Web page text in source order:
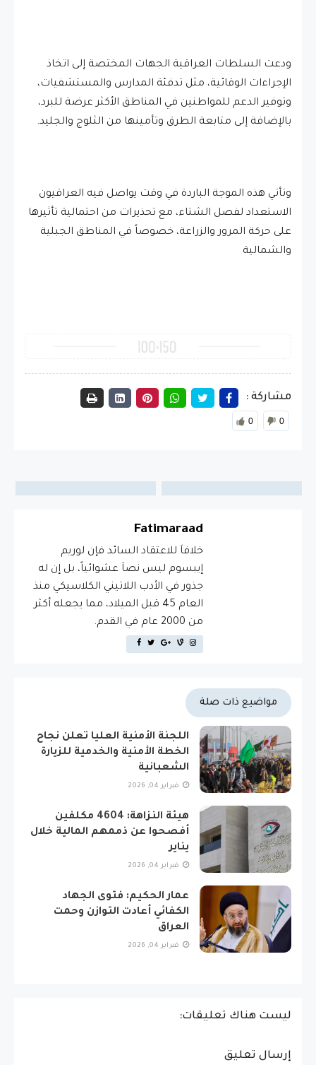
ودعت السلطات العراقية الجهات المختصة إلى اتخاذ
الإجراءات الوقائية، مثل تدفئة المدارس والمستشفيات،
وتوفير الدعم للمواطنين في المناطق الأكثر عرضة للبرد،
بالإضافة إلى متابعة الطرق وتأمينها من الثلوج والجليد.
وتأتي هذه الموجة الباردة في وقت يواصل فيه العراقيون
الاستعداد لفصل الشتاء، مع تحذيرات من احتمالية تأثيرها
على حركة المرور والزراعة، خصوصاً في المناطق الجبلية
والشمالية
مشاركة :
0 0
Fatimaraad
خلافاَ للاعتقاد السائد فإن لوريم
إيبسوم ليس نصاَ عشوائياً، بل إن له
جذور في الأدب اللاتيني الكلاسيكي منذ
العام 45 قبل الميلاد، مما يجعله أكثر
من 2000 عام في القدم.
مواضيع ذات صلة
اللجنة الأمنية العليا تعلن نجاح
الخطة الأمنية والخدمية للزيارة
الشعبانية
فبراير 04, 2026
هيئة النزاهة: 4604 مكلفين
أفصحوا عن ذممهم المالية خلال
يناير
فبراير 04, 2026
عمار الحكيم: فتوى الجهاد
الكفائي أعادت التوازن وحمت
العراق
فبراير 04, 2026
ليست هناك تعليقات:
إرسال تعليق